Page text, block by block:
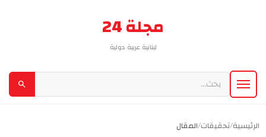
مجلة 24
لبنانية عربية دولية
الرئيسية/تحقيقات/المقال